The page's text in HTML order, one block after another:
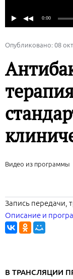
Опубликовано: 08
Видео из программы
Запись передачи,
Описание и
В ТРАНСЛЯЦИИ